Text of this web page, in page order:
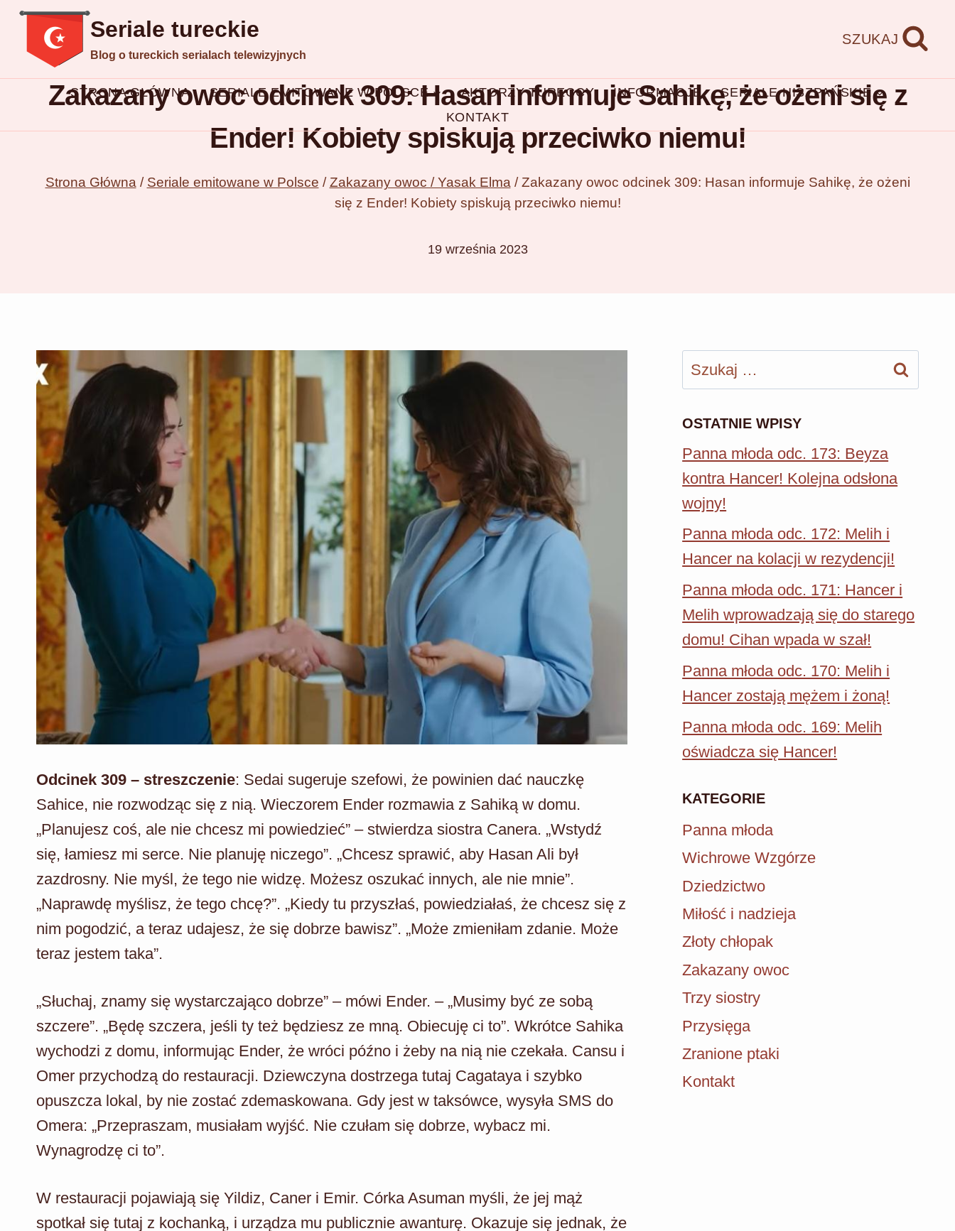
Przejdź
treści
Seriale tureckie
Blog o tureckich serialach telewizyjnych
SZUKAJ
STRONA GŁÓWNA SERIALE EMITOWANE W POLSCE AKTORZY TURECCY INFORMACJE
SERIALE HISZPAŃSKIE
KONTAKT
Zakazany owoc odcinek 309: Hasan informuje Sahikę, że ożeni się z
Ender! Kobiety spiskują przeciwko niemu!
Strona Główna / Seriale emitowane w Polsce / Zakazany owoc / Yasak Elma / Zakazany owoc odcinek 309: Hasan informuje Sahikę, że ożeni
się z Ender! Kobiety spiskują przeciwko niemu!
19 września 2023
Odcinek 309 – streszczenie: Sedai sugeruje szefowi, że powinien dać nauczkę
Sahice, nie rozwodząc się z nią. Wieczorem Ender rozmawia z Sahiką w domu.
„Planujesz coś, ale nie chcesz mi powiedzieć” – stwierdza siostra Canera. „Wstydź
się, łamiesz mi serce. Nie planuję niczego”. „Chcesz sprawić, aby Hasan Ali był
zazdrosny. Nie myśl, że tego nie widzę. Możesz oszukać innych, ale nie mnie”.
„Naprawdę myślisz, że tego chcę?”. „Kiedy tu przyszłaś, powiedziałaś, że chcesz się z
nim pogodzić, a teraz udajesz, że się dobrze bawisz”. „Może zmieniłam zdanie. Może
teraz jestem taka”.
„Słuchaj, znamy się wystarczająco dobrze” – mówi Ender. – „Musimy być ze sobą
szczere”. „Będę szczera, jeśli ty też będziesz ze mną. Obiecuję ci to”. Wkrótce Sahika
wychodzi z domu, informując Ender, że wróci późno i żeby na nią nie czekała. Cansu i
Omer przychodzą do restauracji. Dziewczyna dostrzega tutaj Cagataya i szybko
opuszcza lokal, by nie zostać zdemaskowana. Gdy jest w taksówce, wysyła SMS do
Omera: „Przepraszam, musiałam wyjść. Nie czułam się dobrze, wybacz mi.
Wynagrodzę ci to”.
W restauracji pojawiają się Yildiz, Caner i Emir. Córka Asuman myśli, że jej mąż
spotkał się tutaj z kochanką, i urządza mu publicznie awanturę. Okazuje się jednak, że
Szukaj:
OSTATNIE WPISY
Panna młoda odc. 173: Beyza
kontra Hancer! Kolejna odsłona
wojny!
Panna młoda odc. 172: Melih i
Hancer na kolacji w rezydencji!
Panna młoda odc. 171: Hancer i
Melih wprowadzają się do starego
domu! Cihan wpada w szał!
Panna młoda odc. 170: Melih i
Hancer zostają mężem i żoną!
Panna młoda odc. 169: Melih
oświadcza się Hancer!
KATEGORIE
Panna młoda
Wichrowe Wzgórze
Dziedzictwo
Miłość i nadzieja
Złoty chłopak
Zakazany owoc
Trzy siostry
Przysięga
Zranione ptaki
Kontakt